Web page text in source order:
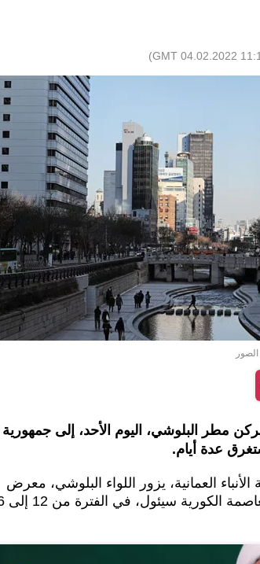
11:19 GMT
)
الصور
مطر البلوشي، اليوم الأحد، إلى جمهورية
عدة أيام.
العمانية، يزور اللواء البلوشي، معرض
"إكسبو 2018"،